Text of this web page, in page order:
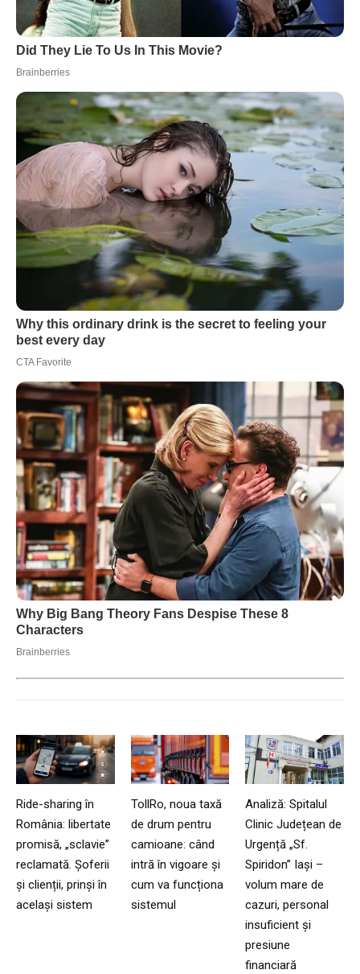
Ride-sharing în
România: libertate
promisă, „sclavie”
reclamată. Șoferii
și clienții, prinși în
același sistem
TollRo, noua taxă
de drum pentru
camioane: când
intră în vigoare și
cum va funcționa
sistemul
Analiză: Spitalul
Clinic Județean de
Urgență „Sf.
Spiridon” Iași –
volum mare de
cazuri, personal
insuficient și
presiune
financiară